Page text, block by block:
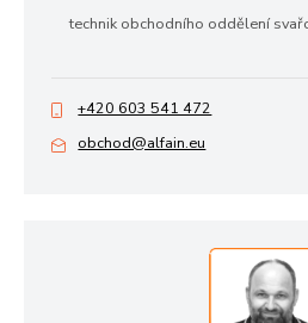
technik obchodního oddělení
+420 603 541 472
obchod@alfain.eu